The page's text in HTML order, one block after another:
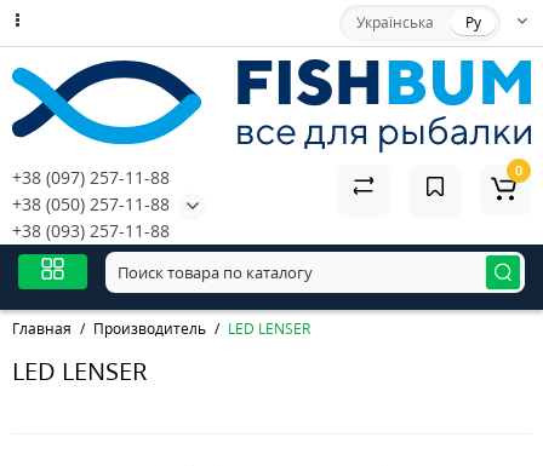
Українська Ру
+38 (097) 257-11-88
+38 (050) 257-11-88
+38 (093) 257-11-88
0
Главная Производитель LED LENSER
LED LENSER